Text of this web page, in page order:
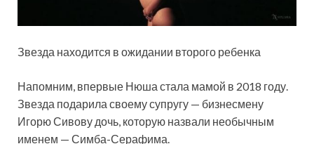
Звезда находится в ожидании второго ребенка
Напомним, впервые Нюша стала мамой в 2018 году.
Звезда подарила своему супругу — бизнесмену
Игорю Сивову дочь, которую назвали необычным
именем — Симба-Серафима.